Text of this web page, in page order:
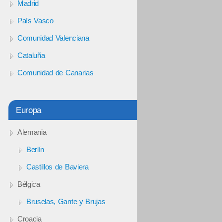
Madrid
País Vasco
Comunidad Valenciana
Cataluña
Comunidad de Canarias
Europa
Alemania
Berlín
Castillos de Baviera
Bélgica
Bruselas, Gante y Brujas
Croacia